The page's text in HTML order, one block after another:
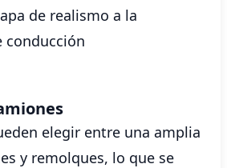
de realismo a la
conducción
elegir entre una amplia
y remolques, lo que se